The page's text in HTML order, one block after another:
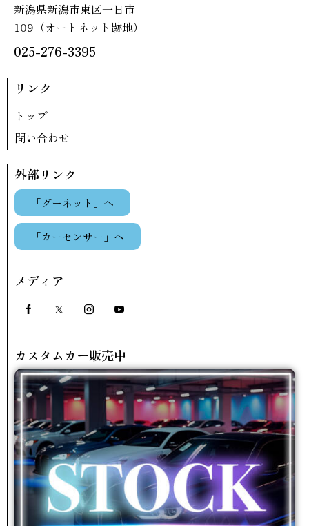
新潟県新潟市東区一日市
109（オートネット跡地）
025-276-3395
リンク
トップ
問い合わせ
外部リンク
「グーネット」へ
「カーセンサー」へ
メディア
カスタムカー販売中